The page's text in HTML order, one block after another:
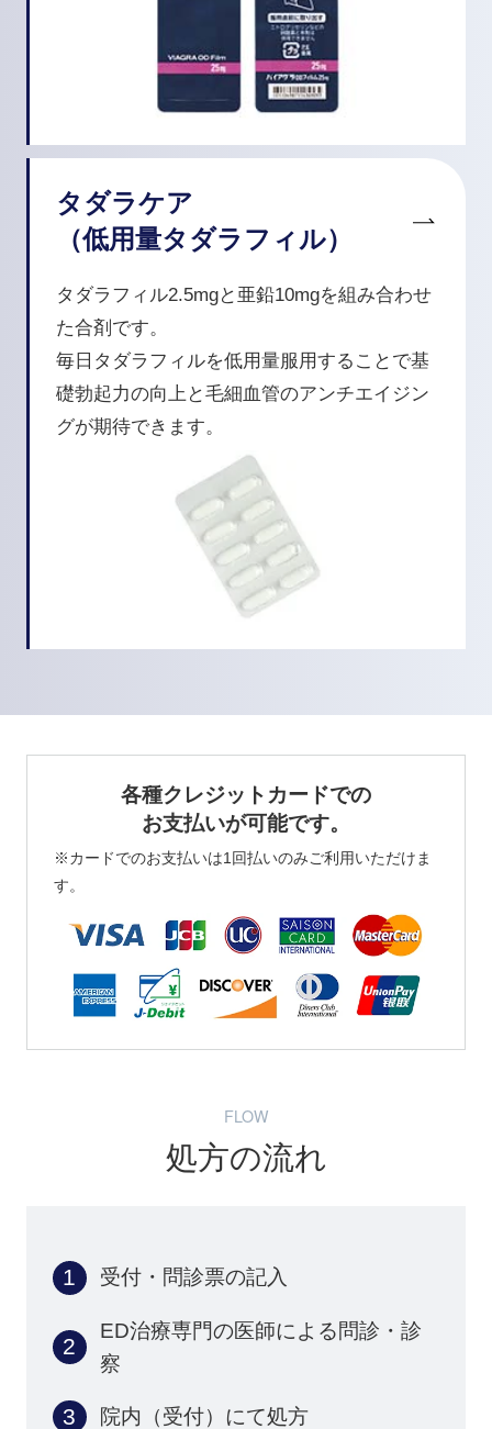
タダラケア
（低用量タダラフィル）
タダラフィル2.5mgと亜鉛10mgを組み合わせ
た合剤です。
毎日タダラフィルを低用量服用することで基
礎勃起力の向上と毛細血管のアンチエイジン
グが期待できます。
各種クレジットカードでの
お支払いが可能です。
※カードでのお支払いは1回払いのみご利用いただけま
す。
FLOW
処方の流れ
受付・問診票の記入
ED治療専門の医師による問診・診
察
院内（受付）にて処方